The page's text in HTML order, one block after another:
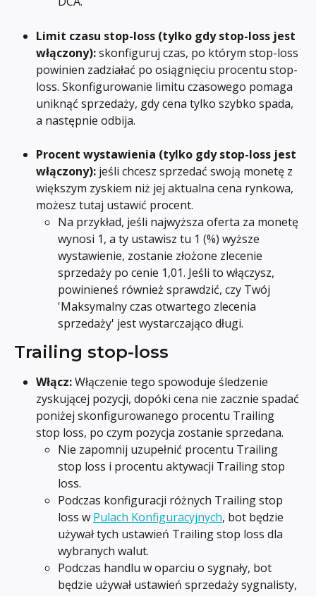
Limit czasu stop-loss (tylko gdy stop-loss jest
włączony): skonfiguruj czas, po którym stop-loss
powinien zadziałać po osiągnięciu procentu stop-
loss. Skonfigurowanie limitu czasowego pomaga
uniknąć sprzedaży, gdy cena tylko szybko spada,
a następnie odbija.
Procent wystawienia (tylko gdy stop-loss jest
włączony): jeśli chcesz sprzedać swoją monetę z
większym zyskiem niż jej aktualna cena rynkowa,
możesz tutaj ustawić procent.
Na przykład, jeśli najwyższa oferta za monetę
wynosi 1, a ty ustawisz tu 1 (%) wyższe
wystawienie, zostanie złożone zlecenie
sprzedaży po cenie 1,01. Jeśli to włączysz,
powinieneś również sprawdzić, czy Twój
'Maksymalny czas otwartego zlecenia
sprzedaży' jest wystarczająco długi.
Trailing stop-loss
Włącz: Włączenie tego spowoduje śledzenie
zyskującej pozycji, dopóki cena nie zacznie spadać
poniżej skonfigurowanego procentu Trailing
stop loss, po czym pozycja zostanie sprzedana.
Nie zapomnij uzupełnić procentu Trailing
stop loss i procentu aktywacji Trailing stop
loss.
Podczas konfiguracji różnych Trailing stop
loss w Pulach Konfiguracyjnych, bot będzie
używał tych ustawień Trailing stop loss dla
wybranych walut.
Podczas handlu w oparciu o sygnały, bot
będzie używał ustawień sprzedaży sygnalisty,